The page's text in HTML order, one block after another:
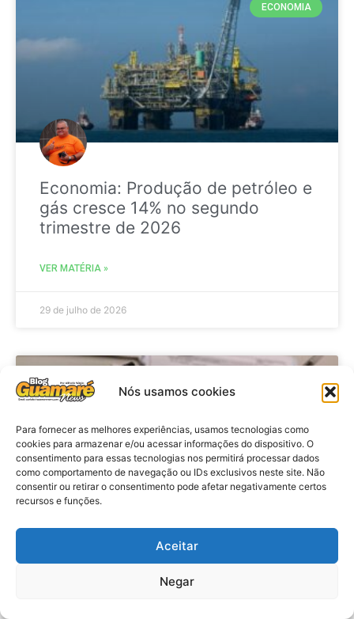
Nós usamos cookies
Para fornecer as melhores experiências, usamos tecnologias como
cookies para armazenar e/ou acessar informações do dispositivo. O
consentimento para essas tecnologias nos permitirá processar dados
como comportamento de navegação ou IDs exclusivos neste site. Não
consentir ou retirar o consentimento pode afetar negativamente certos
recursos e funções.
Aceitar
Negar
ECONOMIA
Economia: Produção de petróleo e
gás cresce 14% no segundo
trimestre de 2026
VER MATÉRIA »
29 de julho de 2026
Economia: Prazo de adesão ao
Programa Desenrola 2.0 é